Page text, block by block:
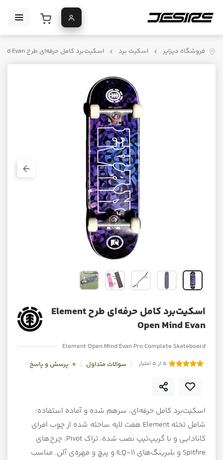
فروشگاه دیزایر اسکیت برد اسکیت‌برد کامل حرفه‌ای طرح Element Open Mind Evan
اسکیت‌برد کامل حرفه‌ای طرح Element
Open Mind Evan
Element Open Mind Evan Pro Complete Skateboard
5 از 5 امتیاز سوالات متداول 0 پرسش و پاسخ
اسکیت‌برد کامل حرفه‌ای، سرهم شده و آماده استفاده؛
شامل تخته Element هفت لایه ساخته شده از چوب افرای
کانادایی و با گریپ‌تیپ نصب شده، تراک Pivot، چرخ‌های
Spitfire و بلبرینگ‌های ILQ-11 و پیچ و مهره‌ی آلن. مناسب